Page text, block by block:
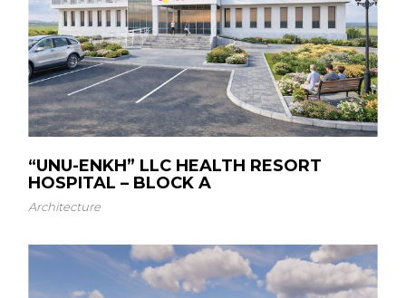
“UNU-ENKH” LLC HEALTH RESORT
HOSPITAL – BLOCK A
Architecture